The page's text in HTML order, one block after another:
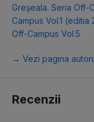
Greșeala. Seria Off-
Campus Vol.1 (editia
Off-Campus Vol.5
→ Vezi pagina
Recenzii